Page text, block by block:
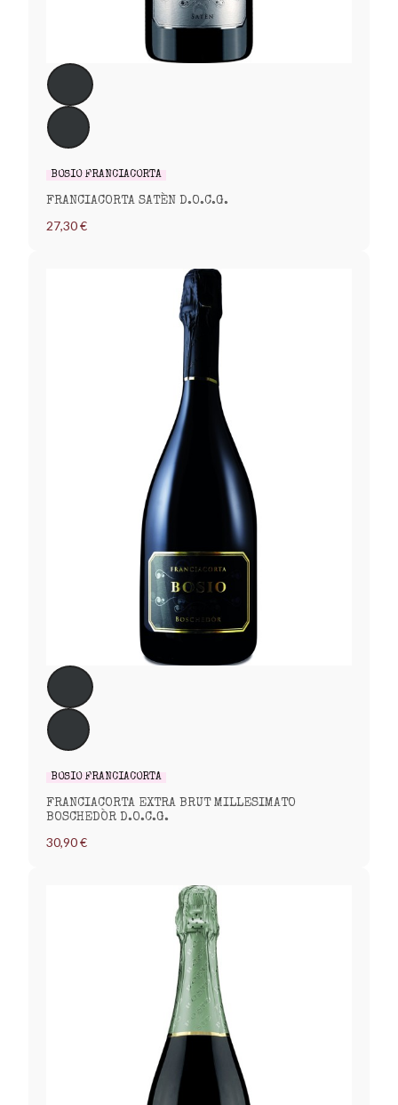
BOSIO FRANCIACORTA
FRANCIACORTA SATÈN D.O.C.G.
27,30 €
BOSIO FRANCIACORTA
FRANCIACORTA EXTRA BRUT MILLESIMATO
BOSCHEDÒR D.O.C.G.
30,90 €